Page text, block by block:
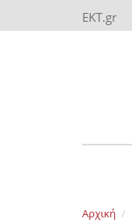
EKT.gr
Αρχική